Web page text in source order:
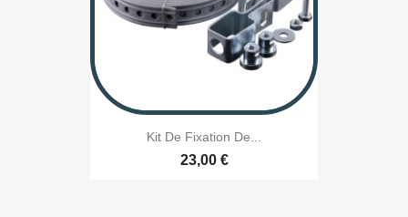
Kit De Fixation De...
23,00 €